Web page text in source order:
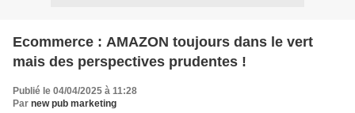
Ecommerce : AMAZON toujours dans le vert
mais des perspectives prudentes !
Publié le 04/04/2025 à 11:28
Par new pub marketing